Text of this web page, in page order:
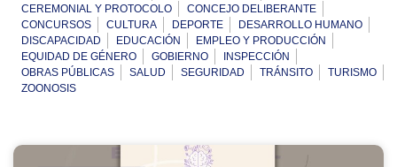
CEREMONIAL Y PROTOCOLO
CONCEJO DELIBERANTE
CONCURSOS
CULTURA DEPORTE
DESARROLLO HUMANO
DISCAPACIDAD
EDUCACIÓN
EMPLEO Y PRODUCCIÓN
EQUIDAD DE GÉNERO
GOBIERNO
INSPECCIÓN
OBRAS PÚBLICAS
SALUD SEGURIDAD TRÁNSITO
TURISMO
ZOONOSIS